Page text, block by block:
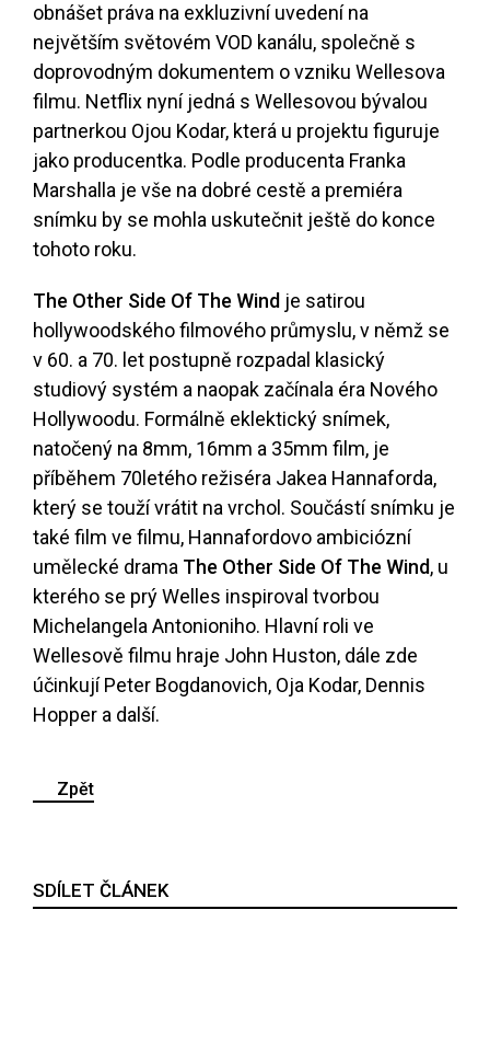
obnášet práva na exkluzivní uvedení na
největším světovém VOD kanálu, společně s
doprovodným dokumentem o vzniku Wellesova
filmu. Netflix nyní jedná s Wellesovou bývalou
partnerkou Ojou Kodar, která u projektu figuruje
jako producentka. Podle producenta Franka
Marshalla je vše na dobré cestě a premiéra
snímku by se mohla uskutečnit ještě do konce
tohoto roku.
The Other Side Of The Wind je satirou
hollywoodského filmového průmyslu, v němž se
v 60. a 70. let postupně rozpadal klasický
studiový systém a naopak začínala éra Nového
Hollywoodu. Formálně eklektický snímek,
natočený na 8mm, 16mm a 35mm film, je
příběhem 70letého režiséra Jakea Hannaforda,
který se touží vrátit na vrchol. Součástí snímku je
také film ve filmu, Hannafordovo ambiciózní
umělecké drama The Other Side Of The Wind, u
kterého se prý Welles inspiroval tvorbou
Michelangela Antonioniho. Hlavní roli ve
Wellesově filmu hraje John Huston, dále zde
účinkují Peter Bogdanovich, Oja Kodar, Dennis
Hopper a další.
Zpět
SDÍLET ČLÁNEK